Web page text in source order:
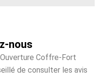
nous
Coffre-Fort
de consulter les avis